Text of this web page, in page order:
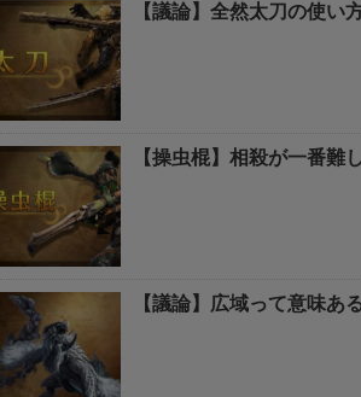
【議論】全然太刀の使い
【操虫棍】相殺が一番難
【議論】広域って意味あ